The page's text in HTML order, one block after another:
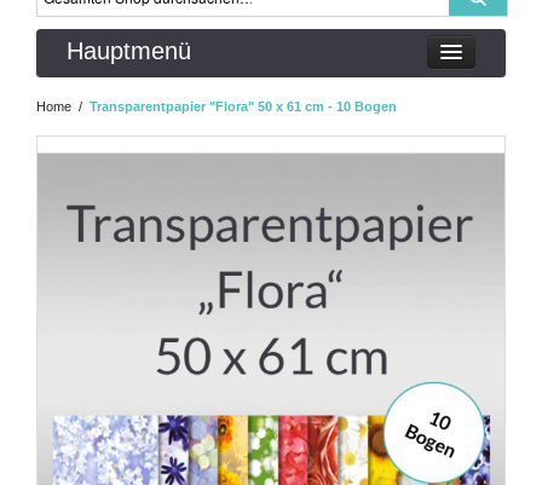
Hauptmenü
Home / Transparentpapier "Flora" 50 x 61 cm - 10 Bogen